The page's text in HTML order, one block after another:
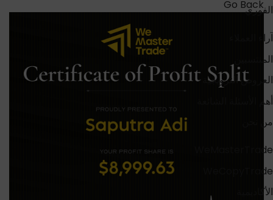
الفوري
آراء العملاء
المنتسبين
العروض الترويجية
أهم الأسئلة الشائعة
من نحن
WeMasterTrade
WeCopyTrade
الأكاديمية
Go Back